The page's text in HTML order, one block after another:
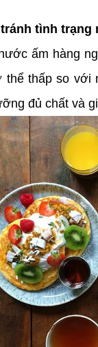
tình trạng
ấm hàng
thấp so
đủ chất và